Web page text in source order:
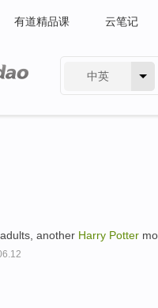
有道精品课 云笔记
中英
another Harry Potter